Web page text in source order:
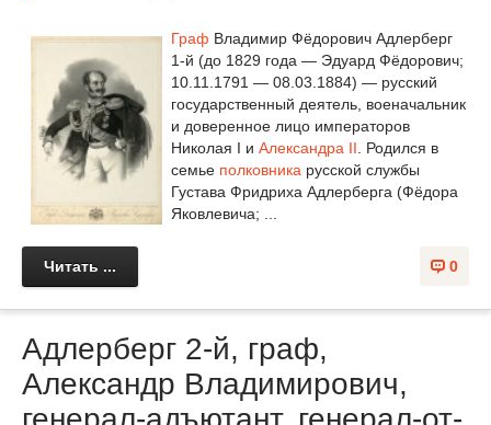
Граф Владимир Фёдорович Адлерберг
1-й (до 1829 года — Эдуард Фёдорович;
10.11.1791 — 08.03.1884) — русский
государственный деятель, военачальник
и доверенное лицо императоров
Николая I и Александра II . Родился в
семье полковника русской службы
Густава Фридриха Адлерберга (Фёдора
Яковлевича; ...
0
Читать ...
Адлерберг 2-й, граф,
Александр Владимирович,